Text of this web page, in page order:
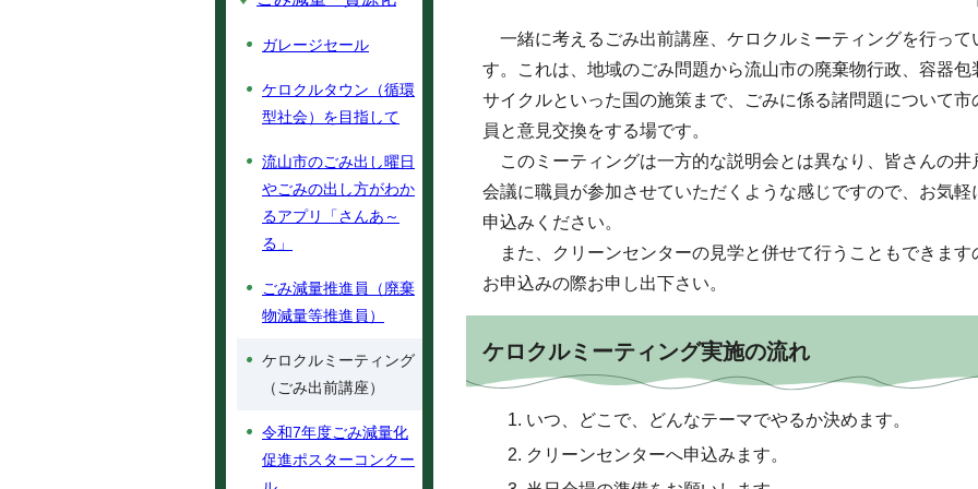
一緒に考えるごみ出前講座、ケロクルミーティングを行って
す。これは、地域のごみ問題から流山市の廃棄物行政、容器包
サイクルといった国の施策まで、ごみに係る諸問題について市
員と意見交換をする場です。
このミーティングは一方的な説明会とは異なり、皆さんの井
会議に職員が参加させていただくような感じですので、お気軽
申込みください。
また、クリーンセンターの見学と併せて行うこともできます
お申込みの際お申し出下さい。
ケロクルミーティング実施の流れ
いつ、どこで、どんなテーマでやるか決めます。
クリーンセンターへ申込みます。
ガレージセール
ケロクルタウン（循環
型社会）を目指して
流山市のごみ出し曜日
やごみの出し方がわか
るアプリ「さんあ～
る」
ごみ減量推進員（廃棄
物減量等推進員）
ケロクルミーティング
（ごみ出前講座）
令和7年度ごみ減量化
促進ポスターコンクー